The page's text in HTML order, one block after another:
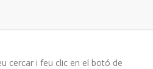
cercar i feu clic en el botó de